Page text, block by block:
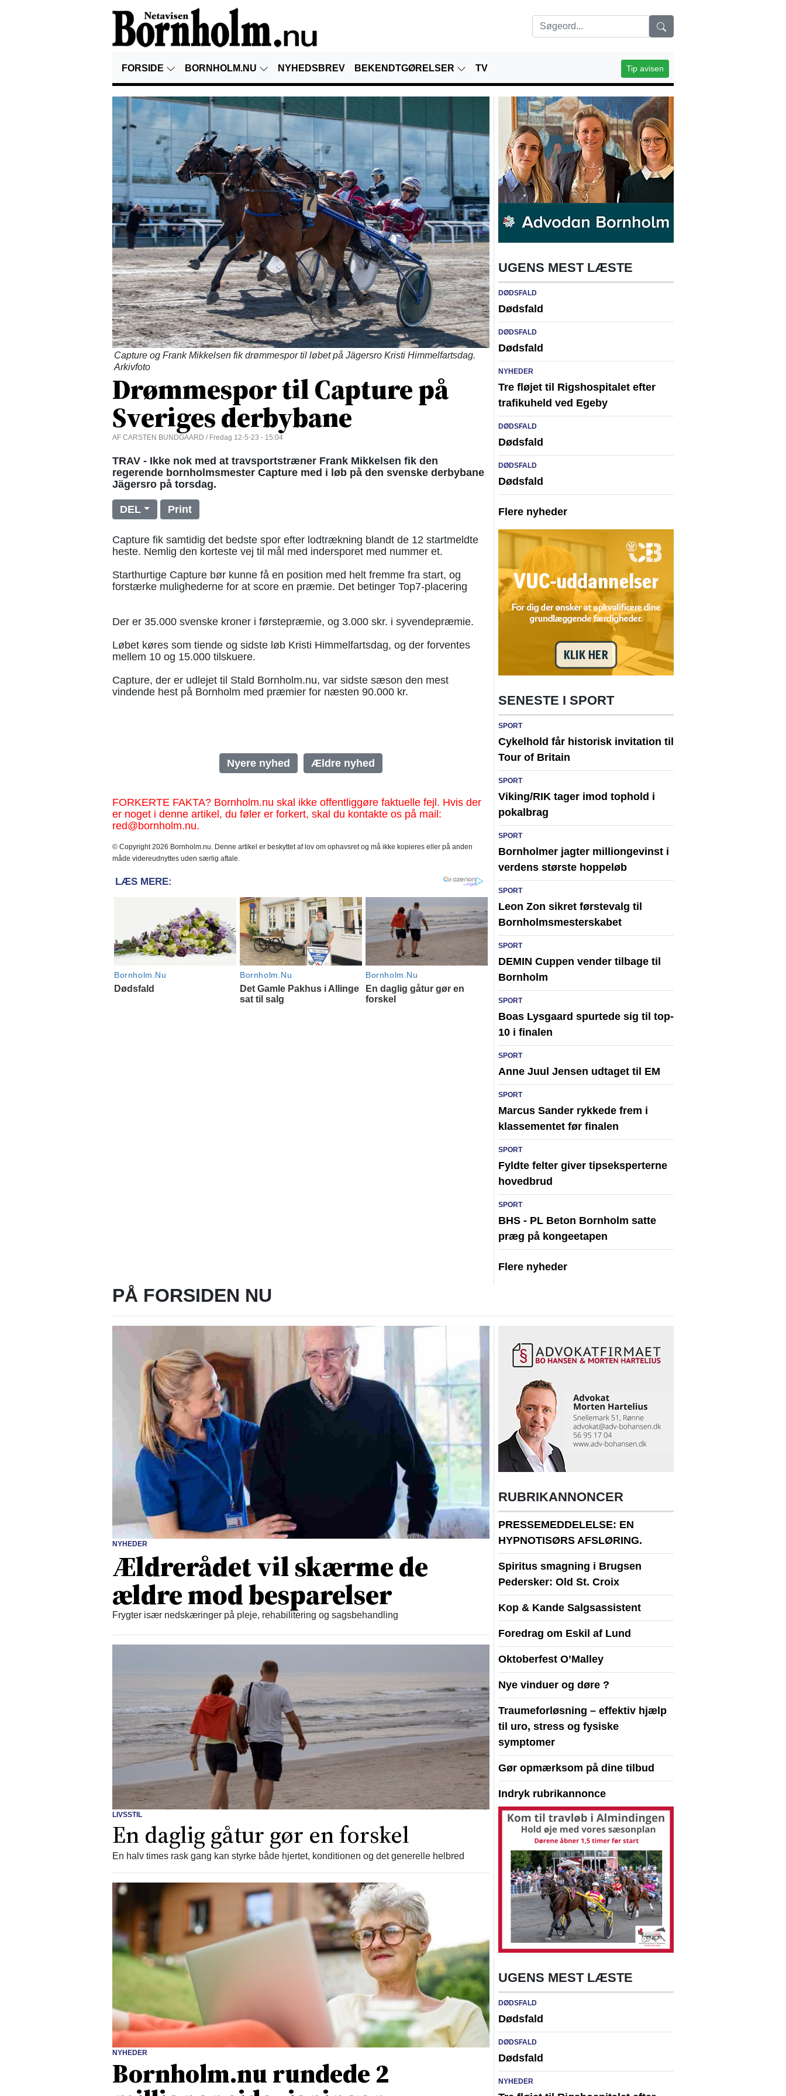
FORSIDE BORNHOLM.NU NYHEDSBREV BEKENDTGØRELSER TV Tip avisen
Capture og Frank Mikkelsen fik drømmespor til løbet på Jägersro Kristi Himmelfartsdag.
Arkivfoto
Drømmespor til Capture på
Sveriges derbybane
AF CARSTEN BUNDGAARD / Fredag 12-5-23 - 15:04
TRAV - Ikke nok med at travsportstræner Frank Mikkelsen fik den
regerende bornholmsmester Capture med i løb på den svenske derbybane
Jägersro på torsdag.
DEL Print
Capture fik samtidig det bedste spor efter lodtrækning blandt de 12 startmeldte
heste. Nemlig den korteste vej til mål med indersporet med nummer et.
Starthurtige Capture bør kunne få en position med helt fremme fra start, og
forstærke mulighederne for at score en præmie. Det betinger Top7-placering
Der er 35.000 svenske kroner i førstepræmie, og 3.000 skr. i syvendepræmie.
Løbet køres som tiende og sidste løb Kristi Himmelfartsdag, og der forventes
mellem 10 og 15.000 tilskuere.
Capture, der er udlejet til Stald Bornholm.nu, var sidste sæson den mest
vindende hest på Bornholm med præmier for næsten 90.000 kr.
Nyere nyhed Ældre nyhed
FORKERTE FAKTA? Bornholm.nu skal ikke offentliggøre faktuelle fejl. Hvis der
er noget i denne artikel, du føler er forkert, skal du kontakte os på mail:
red@bornholm.nu.
© Copyright 2026 Bornholm.nu. Denne artikel er beskyttet af lov om ophavsret og må ikke kopieres eller på anden
måde videreudnyttes uden særlig aftale.
UGENS MEST LÆSTE
DØDSFALD
Dødsfald
DØDSFALD
Dødsfald
NYHEDER
Tre fløjet til Rigshospitalet efter
trafikuheld ved Egeby
DØDSFALD
Dødsfald
DØDSFALD
Dødsfald
Flere nyheder
SENESTE I SPORT
SPORT
Cykelhold får historisk invitation til
Tour of Britain
SPORT
Viking/RIK tager imod tophold i
pokalbrag
SPORT
Bornholmer jagter milliongevinst i
verdens største hoppeløb
SPORT
Leon Zon sikret førstevalg til
Bornholmsmesterskabet
SPORT
DEMIN Cuppen vender tilbage til
Bornholm
SPORT
Boas Lysgaard spurtede sig til top-
10 i finalen
SPORT
Anne Juul Jensen udtaget til EM
SPORT
Marcus Sander rykkede frem i
klassementet før finalen
SPORT
Fyldte felter giver tipseksperterne
hovedbrud
SPORT
BHS - PL Beton Bornholm satte
præg på kongeetapen
Flere nyheder
PÅ FORSIDEN NU
NYHEDER
Ældrerådet vil skærme de
ældre mod besparelser
Frygter især nedskæringer på pleje, rehabilitering og sagsbehandling
LIVSSTIL
En daglig gåtur gør en forskel
En halv times rask gang kan styrke både hjertet, konditionen og det generelle helbred
NYHEDER
Bornholm.nu rundede 2
RUBRIKANNONCER
PRESSEMEDDELELSE: EN
HYPNOTISØRS AFSLØRING.
Spiritus smagning i Brugsen
Pedersker: Old St. Croix
Kop & Kande Salgsassistent
Foredrag om Eskil af Lund
Oktoberfest O’Malley
Nye vinduer og døre ?
Traumeforløsning – effektiv hjælp
til uro, stress og fysiske
symptomer
Gør opmærksom på dine tilbud
Indryk rubrikannonce
UGENS MEST LÆSTE
DØDSFALD
Dødsfald
DØDSFALD
Dødsfald
NYHEDER